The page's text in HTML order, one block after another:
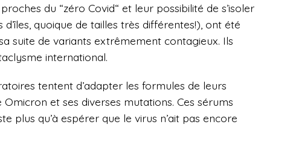
du “zéro Covid“ et leur possibilité de s’isoler
quoique de tailles très différentes!), ont été
suite de variants extrêmement contagieux. Ils
international.
tentent d’adapter les formules de leurs
et ses diverses mutations. Ces sérums
plus qu’à espérer que le virus n’ait pas encore